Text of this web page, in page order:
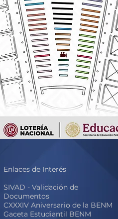
Enlaces de Interés
SIVAD - Validación de
Documentos
CXXXIV Aniversario de la BENM
Gaceta Estudiantil BENM